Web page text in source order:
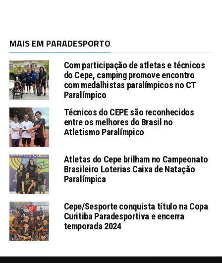
MAIS EM PARADESPORTO
Com participação de atletas e técnicos
do Cepe, camping promove encontro
com medalhistas paralímpicos no CT
Paralímpico
Técnicos do CEPE são reconhecidos
entre os melhores do Brasil no
Atletismo Paralímpico
Atletas do Cepe brilham no Campeonato
Brasileiro Loterias Caixa de Natação
Paralímpica
Cepe/Sesporte conquista título na Copa
Curitiba Paradesportiva e encerra
temporada 2024